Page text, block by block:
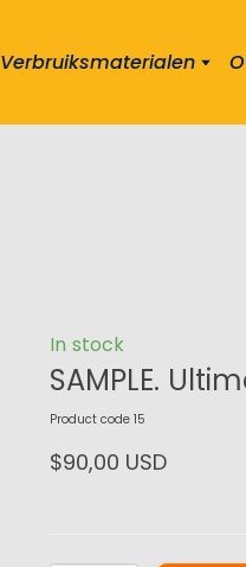
Verbruiksmaterialen
In stock
SAMPLE.
Product code 15
$90,00 USD